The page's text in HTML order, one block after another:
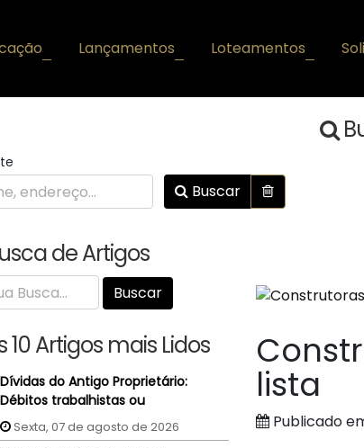
Loteamentos
Lançamentos
Buscar
de Artigos
10 Artigos mais Lidos
Dívidas do Antigo Proprietário:
Débitos trabalhistas ou
processos judiciais do
vendedor podem penhorar o
Sexta, 07 de agosto de 2026
lista
Publicado